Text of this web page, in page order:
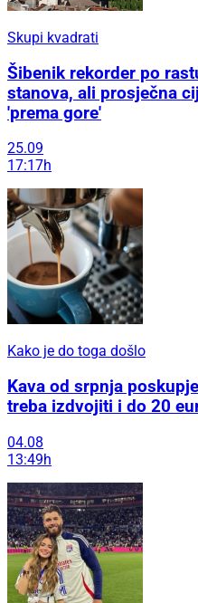
Skupi kvadrati
Šibenik rekorder po
stanova, ali prosječna
'prema gore'
25.09
17:17h
Kako je do toga došlo
Kava od srpnja
treba izdvojiti i do 20
04.08
13:49h